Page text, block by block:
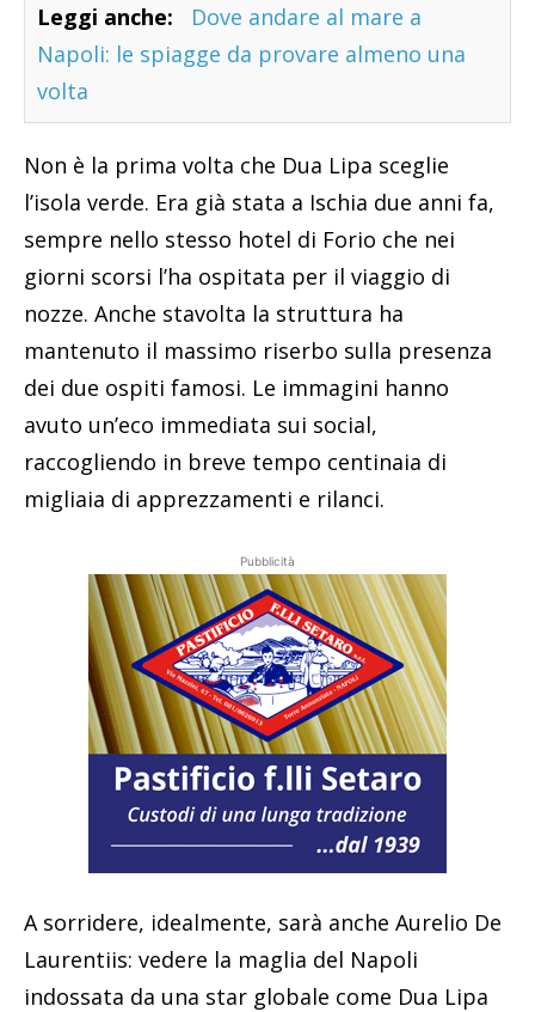
Leggi anche:
Dove andare al mare a
Napoli: le spiagge da provare almeno una
volta
Non è la prima volta che Dua Lipa sceglie
l’isola verde. Era già stata a Ischia due anni fa,
sempre nello stesso hotel di Forio che nei
giorni scorsi l’ha ospitata per il viaggio di
nozze. Anche stavolta la struttura ha
mantenuto il massimo riserbo sulla presenza
dei due ospiti famosi. Le immagini hanno
avuto un’eco immediata sui social,
raccogliendo in breve tempo centinaia di
migliaia di apprezzamenti e rilanci.
Pubblicità
A sorridere, idealmente, sarà anche Aurelio De
Laurentiis: vedere la maglia del Napoli
indossata da una star globale come Dua Lipa